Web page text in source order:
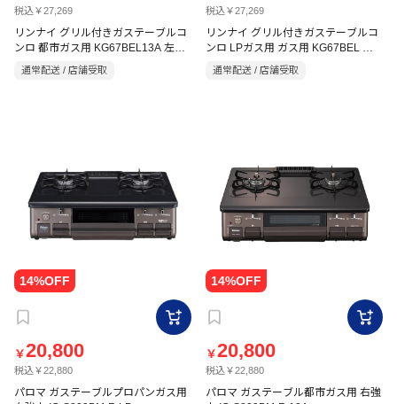
税込￥27,269
リンナイ グリル付きガステーブルコ
ンロ 都市ガス用 KG67BEL13A 左強
火 片面水無しリンナイ
通常配送 / 店舗受取
税込￥27,269
リンナイ グリル付きガステーブルコ
ンロ LPガス用 ガス用 KG67BEL 左
強火 片面水無しリンナイ
通常配送 / 店舗受取
￥20,800
税込￥22,880
パロマ ガステーブルプロパンガス用
￥20,800
税込￥22,880
パロマ ガステーブル都市ガス用 右強